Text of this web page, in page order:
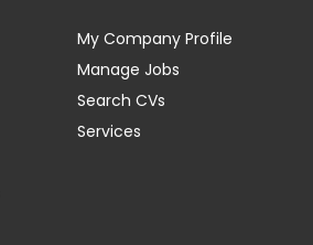
My Company Profile
Manage Jobs
Search CVs
Services